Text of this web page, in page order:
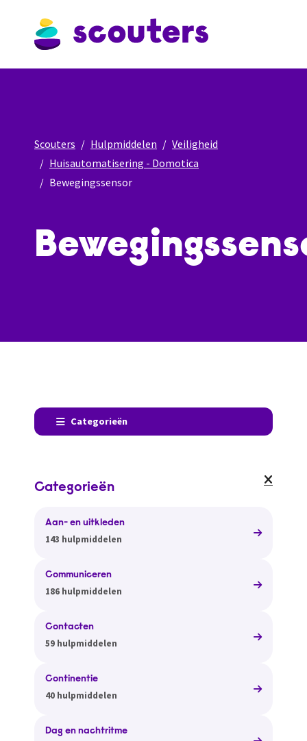
Scouters Hulpmiddelen
Veiligheid
Huisautomatisering - Domotica
Bewegingssensor
Categorieën
Categorieën
Aan- en uitkleden
143 hulpmiddelen
Communiceren
186 hulpmiddelen
Contacten
59 hulpmiddelen
Continentie
40 hulpmiddelen
Dag en nachtritme